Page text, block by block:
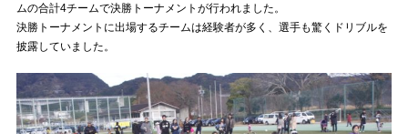
ムの合計4チームで決勝トーナメントが行われました。
決勝トーナメントに出場するチームは経験者が多く、選手も驚くドリブルを
披露していました。